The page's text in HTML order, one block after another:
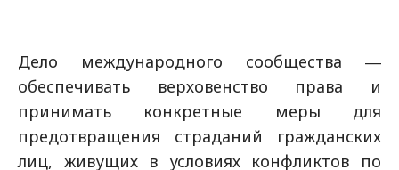
Дело международного сообщества ―
обеспечивать верховенство права и
принимать конкретные меры для
предотвращения страданий гражданских
лиц, живущих в условиях конфликтов по